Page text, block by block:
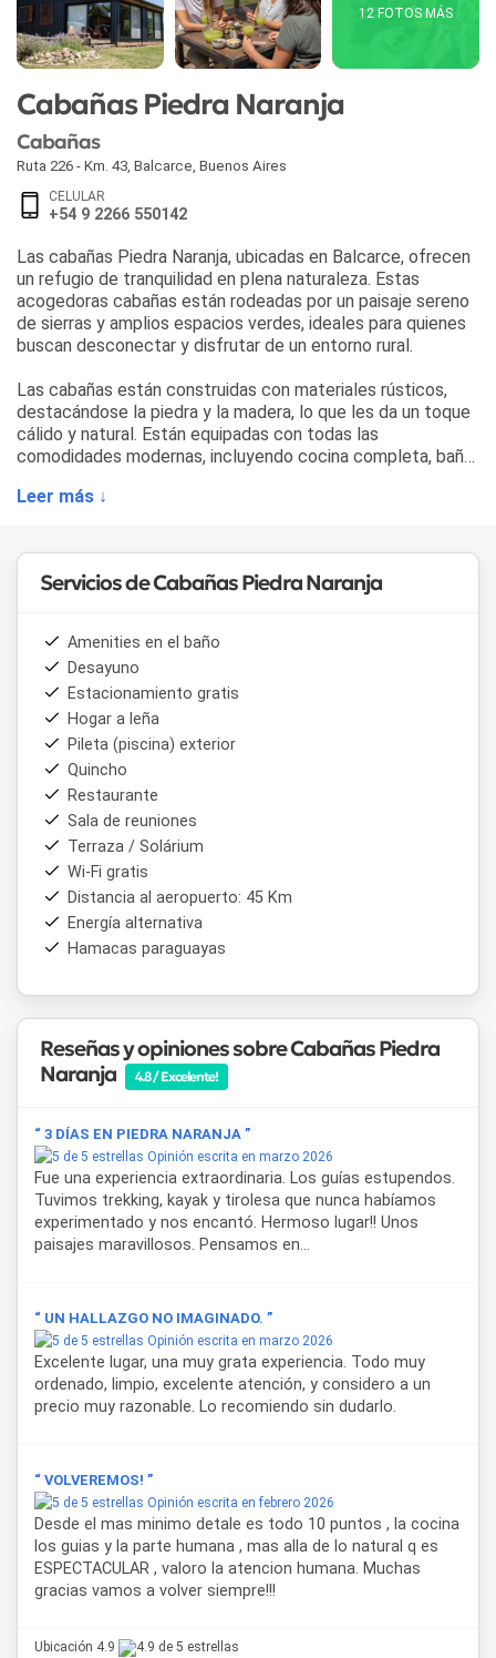
12 FOTOS MÁS
Cabañas Piedra Naranja
Cabañas
Ruta 226 - Km. 43 Balcarce Buenos Aires
CELULAR
+54 9 2266 550142
Las cabañas Piedra Naranja, ubicadas en Balcarce, ofrecen
un refugio de tranquilidad en plena naturaleza. Estas
acogedoras cabañas están rodeadas por un paisaje sereno
de sierras y amplios espacios verdes, ideales para quienes
buscan desconectar y disfrutar de un entorno rural.
Las cabañas están construidas con materiales rústicos,
destacándose la piedra y la madera, lo que les da un toque
cálido y natural. Están equipadas con todas las
comodidades modernas, incluyendo cocina completa, baño
ideal tanto para escapadas de fin de semana como para
En el exterior, las cabañas cuentan con parrillas y áreas de
al aire libre y contemplar las increíbles vistas del campo.
Piedra Naranja también es un lugar ideal para quienes aman
las actividades al aire libre, como senderismo o ciclismo, ya
que las sierras de Balcarce ofrecen múltiples opciones
para explorar.
Leer más ↓
Servicios de Cabañas Piedra Naranja
Amenities en el baño
Desayuno
Estacionamiento gratis
Hogar a leña
Pileta (piscina) exterior
Quincho
Restaurante
Sala de reuniones
Terraza / Solárium
Wi-Fi gratis
Distancia al aeropuerto: 45 Km
Energía alternativa
Hamacas paraguayas
Reseñas y opiniones sobre Cabañas Piedra
Naranja
4.8 / Excelente!
“ 3 DÍAS EN PIEDRA NARANJA ”
Opinión escrita en marzo 2026
Fue una experiencia extraordinaria. Los guías estupendos.
Tuvimos trekking, kayak y tirolesa que nunca habíamos
experimentado y nos encantó. Hermoso lugar!! Unos
paisajes maravillosos. Pensamos en...
“ UN HALLAZGO NO IMAGINADO. ”
Opinión escrita en marzo 2026
Excelente lugar, una muy grata experiencia. Todo muy
ordenado, limpio, excelente atención, y considero a un
precio muy razonable. Lo recomiendo sin dudarlo.
“ VOLVEREMOS! ”
Opinión escrita en febrero 2026
Desde el mas minimo detale es todo 10 puntos , la cocina
los guias y la parte humana , mas alla de lo natural q es
ESPECTACULAR , valoro la atencion humana. Muchas
gracias vamos a volver siempre!!!
Ubicación 4.9